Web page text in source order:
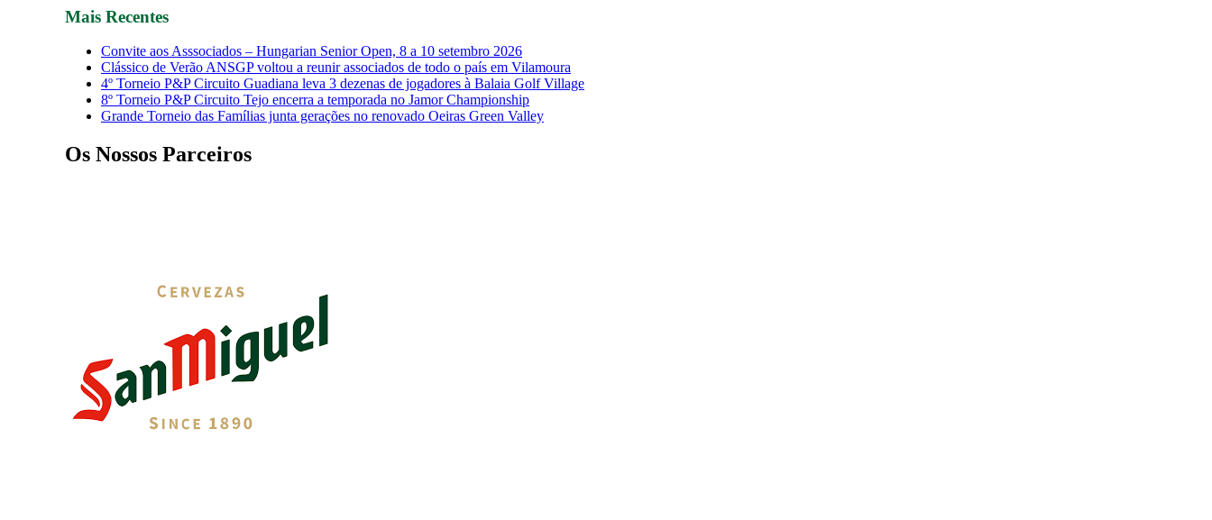
Mais Recentes
Convite aos Asssociados – Hungarian Senior Open, 8 a 10 setembro 2026
Clássico de Verão ANSGP voltou a reunir associados de todo o país em Vilamoura
4º Torneio P&P Circuito Guadiana leva 3 dezenas de jogadores à Balaia Golf Village
8º Torneio P&P Circuito Tejo encerra a temporada no Jamor Championship
Grande Torneio das Famílias junta gerações no renovado Oeiras Green Valley
Os Nossos Parceiros